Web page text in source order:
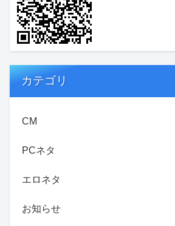
カテゴリ
CM
PCネタ
エロネタ
お知らせ